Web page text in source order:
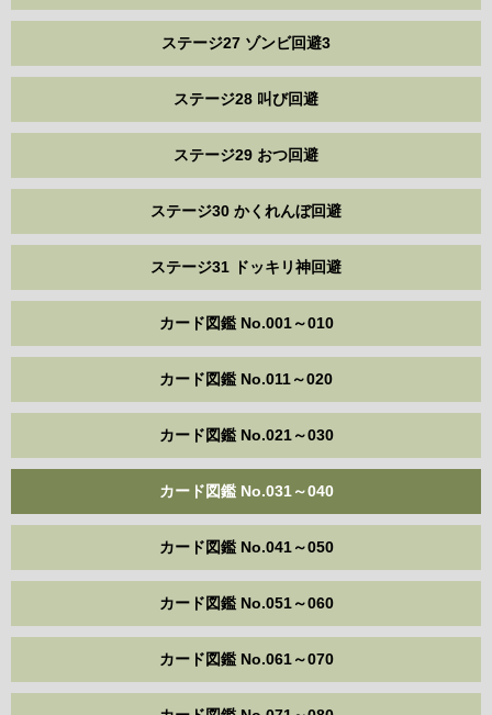
ステージ27 ゾンビ回避3
ステージ28 叫び回避
ステージ29 おつ回避
ステージ30 かくれんぼ回避
ステージ31 ドッキリ神回避
カード図鑑 No.001～010
カード図鑑 No.011～020
カード図鑑 No.021～030
カード図鑑 No.031～040
カード図鑑 No.041～050
カード図鑑 No.051～060
カード図鑑 No.061～070